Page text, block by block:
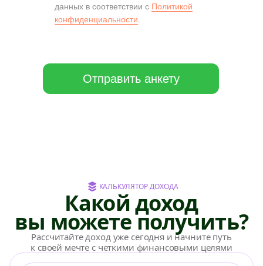
данных в соответствии с Политикой
конфиденциальности.
Отправить анкету
КАЛЬКУЛЯТОР ДОХОДА
Какой доход
вы можете получить?
Рассчитайте доход уже сегодня и начните путь
к своей мечте с четкими финансовыми целями